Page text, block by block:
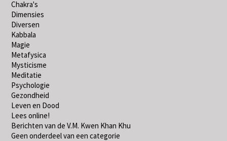
Chakra's
Dimensies
Diversen
Kabbala
Magie
Metafysica
Mysticisme
Meditatie
Psychologie
Gezondheid
Leven en Dood
Lees online!
Berichten van de V.M. Kwen Khan Khu
Geen onderdeel van een categorie